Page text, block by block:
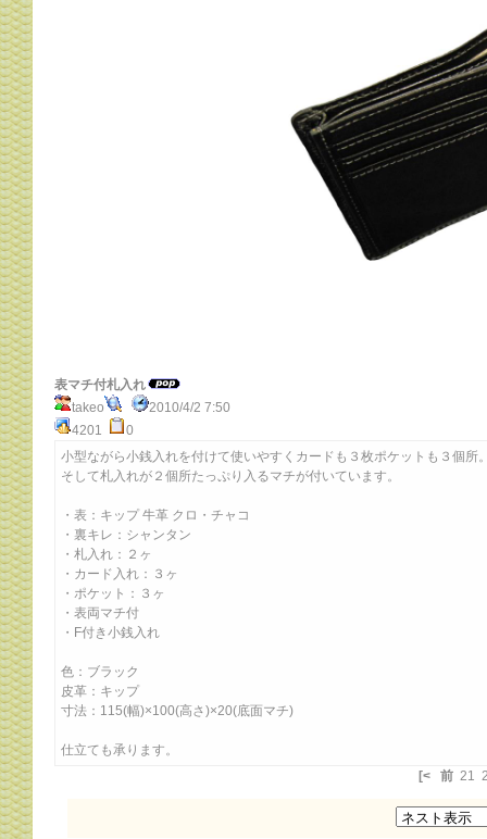
表マチ付札入れ
takeo
2010/4/2 7:50
4201
0
小型ながら小銭入れを付けて使いやすくカードも３枚ポケットも３個所
そして札入れが２個所たっぷり入るマチが付いています。
・表：キップ 牛革 クロ・チャコ
・裏キレ：シャンタン
・札入れ：２ヶ
・カード入れ：３ヶ
・ポケット：３ヶ
・表両マチ付
・F付き小銭入れ
色：ブラック
皮革：キップ
寸法：115(幅)×100(高さ)×20(底面マチ)
仕立ても承ります。
[<
前 21